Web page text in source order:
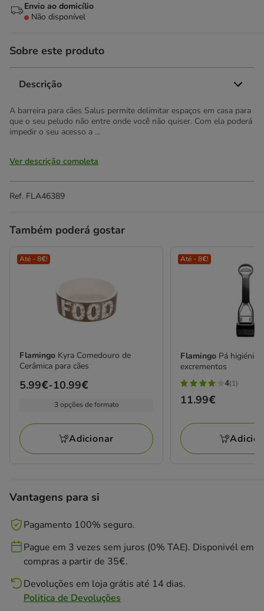
Envio ao domicílio
Não disponível
Sobre este produto
Descrição
A barreira para cães Salus permite delimitar espaços em casa para
que o seu peludo não entre onde você não quiser. Com ela poderá
impedir o seu acesso a ...
Ver descrição completa
Ref. FLA46389
Também poderá gostar
Até - 8€!
Flamingo Kyra Comedouro de
Cerâmica para cães
Preço
a
10.99€
5.99€-10.99€
3 opções de formato
Adicionar
Até - 8€!
Flamingo Pá
excrementos
4
estrelas
1
avaliações
4(1)
Preço
11.99€
Vantagens para si
Pagamento 100% seguro.
Pague em 3 vezes sem juros (0% TAE). Disponivél em
compras a partir de 35€.
Devoluções em loja grátis até 14 dias.
Politica de Devoluções